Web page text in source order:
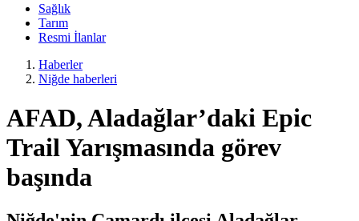
Sağlık
Tarım
Resmi İlanlar
Haberler
Niğde haberleri
AFAD, Aladağlar’daki Epic
Trail Yarışmasında görev
başında